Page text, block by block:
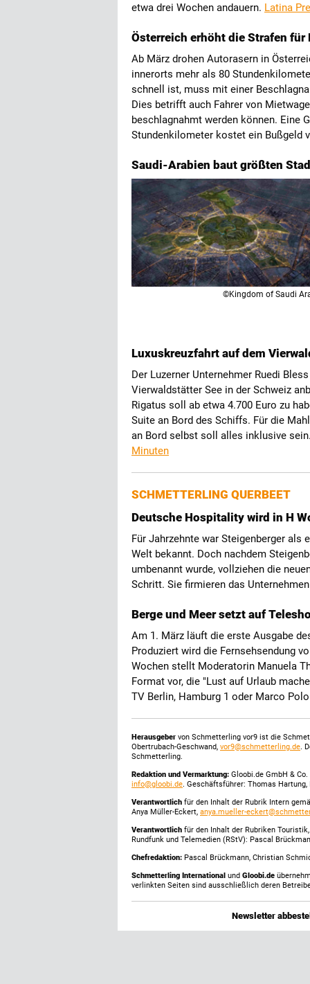
etwa drei Wochen andauern. Latina
Österreich erhöht die Strafen für
Ab März drohen Autorasern in
innerorts mehr als 80
schnell ist, muss mit einer
Dies betrifft auch Fahrer von
beschlagnahmt werden können. Eine
Stundenkilometer kostet ein Bußgeld
Saudi-Arabien baut größten
©Kingdom of Saudi
Luxuskreuzfahrt auf dem
Der Luzerner Unternehmer Ruedi
Vierwaldstätter See in der Schweiz
Rigatus soll ab etwa 4.700 Euro zu
Suite an Bord des Schiffs. Für die
an Bord selbst soll alles inklusive
Minuten
SCHMETTERLING QUERBEET
Deutsche Hospitality wird in H
Für Jahrzehnte war Steigenberger als
Welt bekannt. Doch nachdem
umbenannt wurde, vollziehen die
Schritt. Sie firmieren das
Berge und Meer setzt auf
Am 1. März läuft die erste Ausgabe
Produziert wird die Fernsehsendung
Wochen stellt Moderatorin Manuela
Format vor, die "Lust auf Urlaub
TV Berlin, Hamburg 1 oder Marco
Herausgeber von Schmetterling vor9 ist die
Obertrubach-Geschwand, vor9@schmetterling.de.
Schmetterling.
Redaktion und Vermarktung: Gloobi.de GmbH &
info@gloobi.de. Geschäftsführer: Thomas
Verantwortlich für den Inhalt der Rubrik Intern
Anya Müller-Eckert, anya.mueller-
Verantwortlich für den Inhalt der Rubriken
Rundfunk und Telemedien (RStV): Pascal
Chefredaktion: Pascal Brückmann, Christian
Schmetterling International und Gloobi.de
verlinkten Seiten sind ausschließlich deren
Newsletter